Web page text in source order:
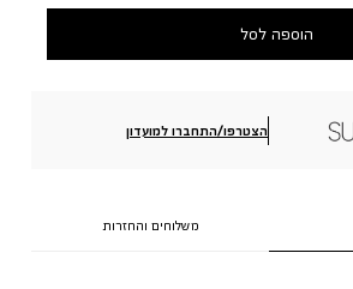
הוספה לסל
הצטרפו/התחברו למועדון
משלוחים והחזרות